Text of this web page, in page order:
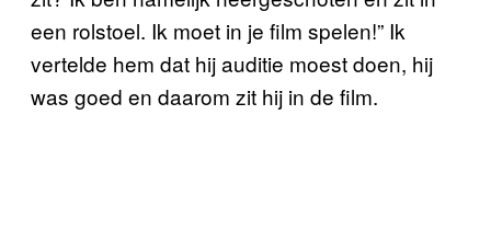
een rolstoel. Ik moet in je film spelen!” Ik
vertelde hem dat hij auditie moest doen, hij
was goed en daarom zit hij in de film.